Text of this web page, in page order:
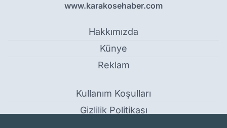
www.karakosehaber.com
Hakkımızda
Künye
Reklam
Kullanım Koşulları
Gizlilik Politikası